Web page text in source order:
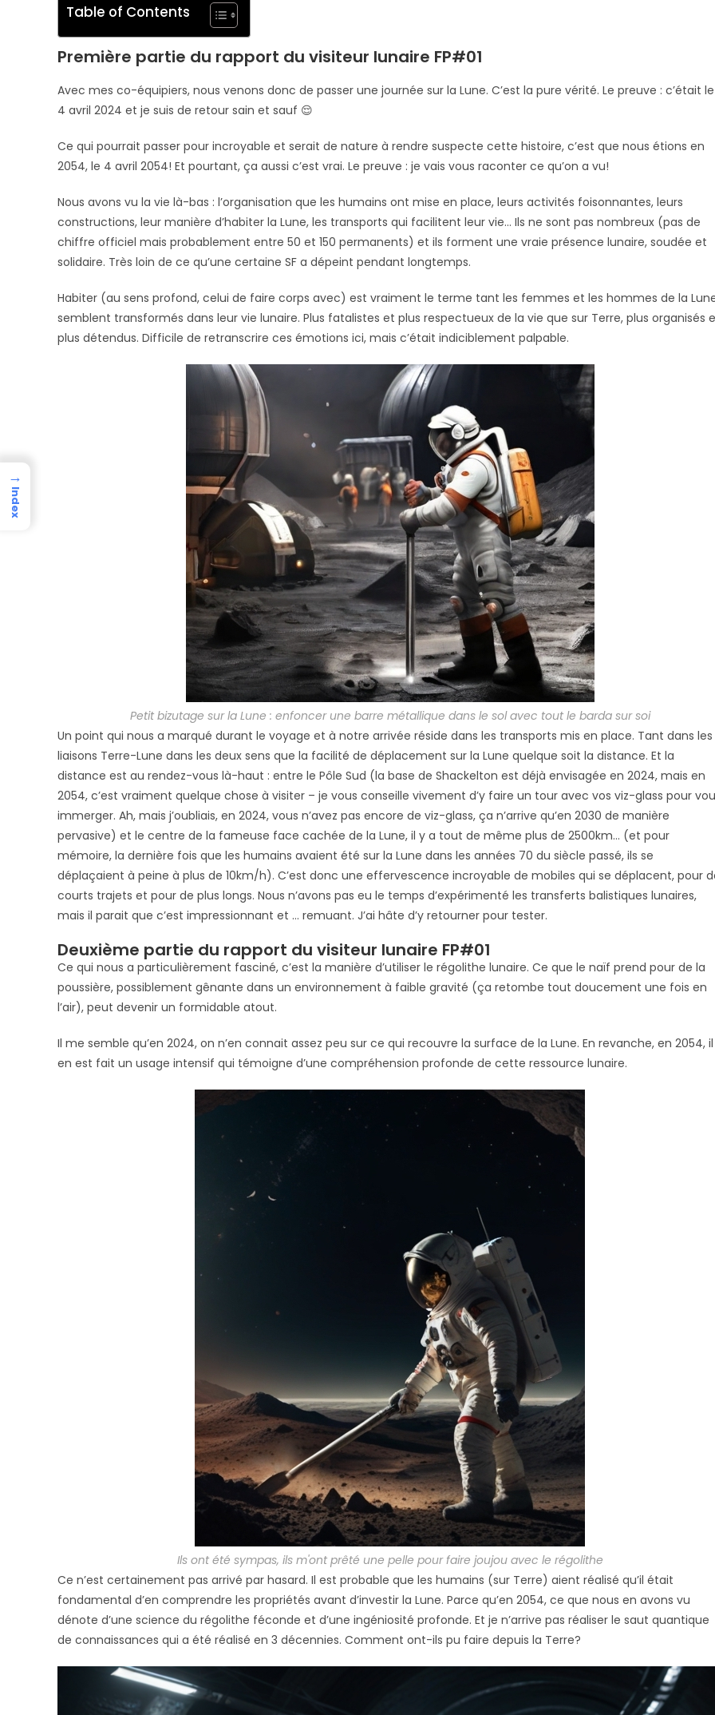
Table of Contents
Première partie du rapport du visiteur lunaire FP#01
Avec mes co-équipiers, nous venons donc de passer une journée sur la Lune. C’est la pure vérité. Le preuve : c’était le
4 avril 2024 et je suis de retour sain et sauf 😌
Ce qui pourrait passer pour incroyable et serait de nature à rendre suspecte cette histoire, c’est que nous étions en
2054, le 4 avril 2054! Et pourtant, ça aussi c’est vrai. Le preuve : je vais vous raconter ce qu’on a vu!
Nous avons vu la vie là-bas : l’organisation que les humains ont mise en place, leurs activités foisonnantes, leurs
constructions, leur manière d’habiter la Lune, les transports qui facilitent leur vie… Ils ne sont pas nombreux (pas de
chiffre officiel mais probablement entre 50 et 150 permanents) et ils forment une vraie présence lunaire, soudée et
solidaire. Très loin de ce qu’une certaine SF a dépeint pendant longtemps.
Habiter (au sens profond, celui de faire corps avec) est vraiment le terme tant les femmes et les hommes de la
semblent transformés dans leur vie lunaire. Plus fatalistes et plus respectueux de la vie que sur Terre, plus organisés
plus détendus. Difficile de retranscrire ces émotions ici, mais c’était indiciblement palpable.
Petit bizutage sur la Lune : enfoncer une barre métallique dans le sol avec tout le barda sur soi
Un point qui nous a marqué durant le voyage et à notre arrivée réside dans les transports mis en place. Tant dans les
liaisons Terre-Lune dans les deux sens que la facilité de déplacement sur la Lune quelque soit la distance. Et la
distance est au rendez-vous là-haut : entre le Pôle Sud (la base de Shackelton est déjà envisagée en 2024, mais en
2054, c’est vraiment quelque chose à visiter – je vous conseille vivement d’y faire un tour avec vos viz-glass pour
immerger. Ah, mais j’oubliais, en 2024, vous n’avez pas encore de viz-glass, ça n’arrive qu’en 2030 de manière
pervasive) et le centre de la fameuse face cachée de la Lune, il y a tout de même plus de 2500km… (et pour
mémoire, la dernière fois que les humains avaient été sur la Lune dans les années 70 du siècle passé, ils se
déplaçaient à peine à plus de 10km/h). C’est donc une effervescence incroyable de mobiles qui se déplacent, pour
courts trajets et pour de plus longs. Nous n’avons pas eu le temps d’expérimenté les transferts balistiques lunaires,
mais il parait que c’est impressionnant et … remuant. J’ai hâte d’y retourner pour tester.
Deuxième partie du rapport du visiteur lunaire FP#01
Ce qui nous a particulièrement fasciné, c’est la manière d’utiliser le régolithe lunaire. Ce que le naïf prend pour de la
poussière, possiblement gênante dans un environnement à faible gravité (ça retombe tout doucement une fois en
l’air), peut devenir un formidable atout.
Il me semble qu’en 2024, on n’en connait assez peu sur ce qui recouvre la surface de la Lune. En revanche, en 2054, il
en est fait un usage intensif qui témoigne d’une compréhension profonde de cette ressource lunaire.
Ils ont été sympas, ils m'ont prêté une pelle pour faire joujou avec le régolithe
Ce n’est certainement pas arrivé par hasard. Il est probable que les humains (sur Terre) aient réalisé qu’il était
fondamental d’en comprendre les propriétés avant d’investir la Lune. Parce qu’en 2054, ce que nous en avons vu
dénote d’une science du régolithe féconde et d’une ingéniosité profonde. Et je n’arrive pas réaliser le saut quantique
de connaissances qui a été réalisé en 3 décennies. Comment ont-ils pu faire depuis la Terre?
→
Index